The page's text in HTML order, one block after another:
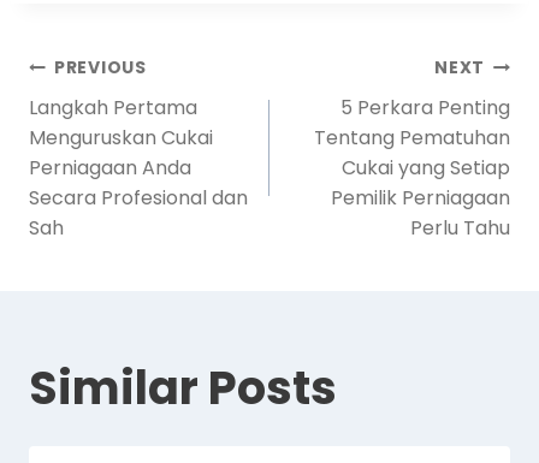
PREVIOUS
Langkah Pertama
Menguruskan Cukai
Perniagaan Anda
Secara Profesional dan
Sah
NEXT
5 Perkara Penting
Tentang Pematuhan
Cukai yang Setiap
Pemilik Perniagaan
Perlu Tahu
Similar Posts